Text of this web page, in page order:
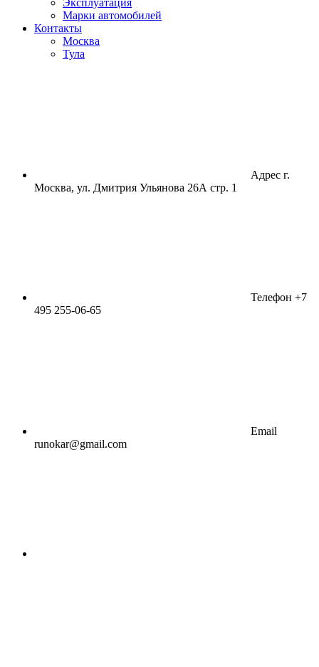
Марки автомобилей
Контакты
Москва
Тула
Адрес г.
Москва, ул. Дмитрия Ульянова 26А стр. 1
Телефон +7
495 255-06-65
Email
runokar@gmail.com